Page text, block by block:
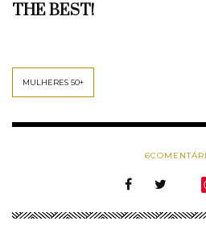
THE BEST!
MULHERES 50+
6